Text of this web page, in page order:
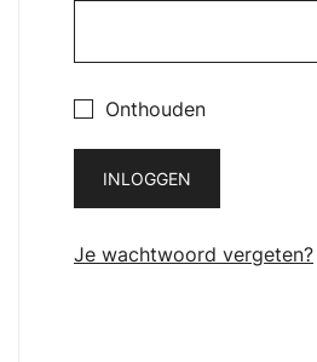
Onthouden
INLOGGEN
Je wachtwoord vergeten?